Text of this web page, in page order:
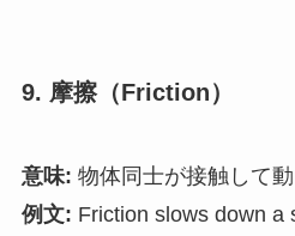
9. 摩擦（Friction）
意味: 物体同士が接触して動
例文: Friction slows down a